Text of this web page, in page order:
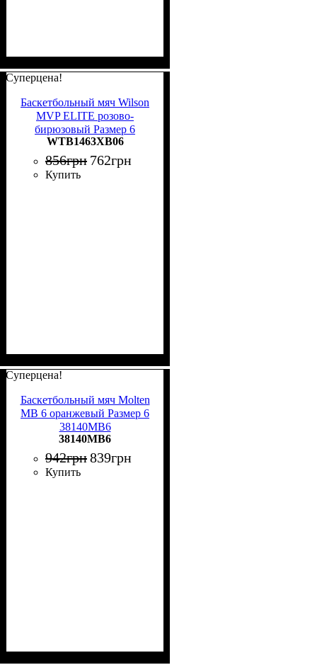
Суперцена!
Баскетбольный мяч Wilson
MVP ELITE розово-
бирюзовый Размер 6
WTB1463XB06
WTB1463XB06
856грн 762грн
Купить
Суперцена!
Баскетбольный мяч Molten
MB 6 оранжевый Размер 6
38140MB6
38140MB6
942грн839грн
Купить